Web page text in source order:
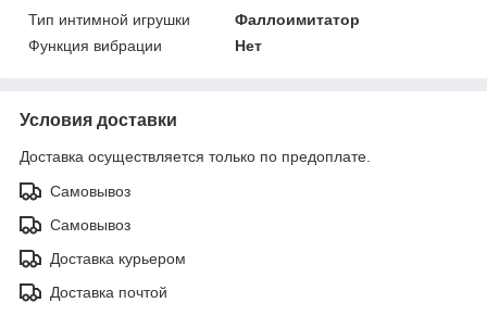
Тип интимной игрушки
Фаллоимитатор
Функция вибрации
Нет
Условия доставки
Доставка осуществляется только по предоплате.
Самовывоз
Самовывоз
Доставка курьером
Доставка почтой